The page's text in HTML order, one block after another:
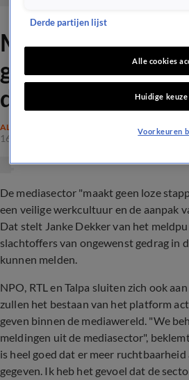
MORES:
geen loze
dossier
ALGEMEEN
16 mrt 2022, 18:01
De mediasector "maakt geen loze
een veilige werkcultuur en de aanpak
Dat stelt Janke Dekker van het
slachtoffers van ongewenst gedrag in
kunnen melden.
NPO, RTL en Talpa sluiten zich ook
zullen het bestaan van het platform
geven binnen de mediawereld. "We
meldingen uit de mediasector",
is heel goed dat er meer
gegeven. Ik heb het gevoel dat de
Derde partijen lijst
Alle cookies
Huidige keuze
Voorkeuren